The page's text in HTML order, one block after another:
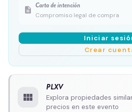
description Carta de intención
Compromiso legal de compra
Iniciar
Crear
view_module
PLXV
Explora propiedades
precios en este evento